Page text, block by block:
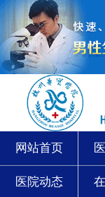
网站首页
医院动态